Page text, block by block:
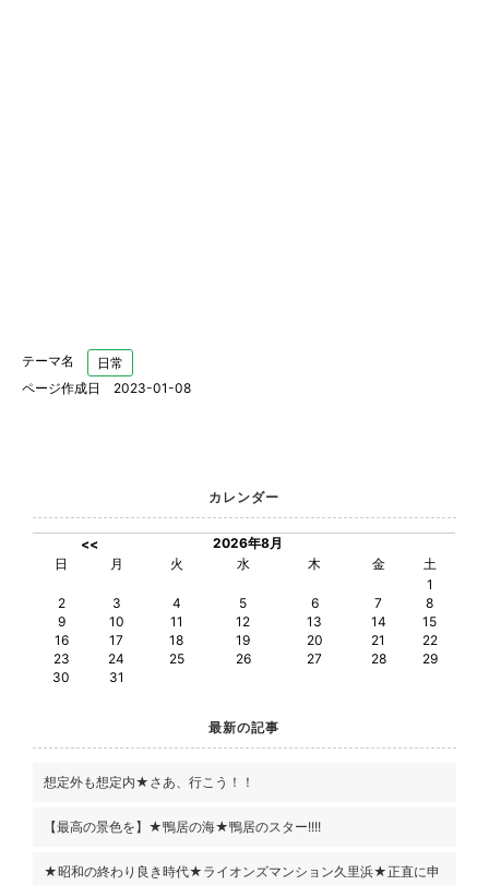
テーマ名
日常
ページ作成日 2023-01-08
カレンダー
<<
2026年8月
日
月 火 水 木 金
土
1
2
3 4 5 6 7
8
9
10 11 12 13 14
15
16
17 18 19 20 21
22
23
24 25 26 27 28
29
30
31
最新の記事
想定外も想定内★さあ、行こう！！
【最高の景色を】★鴨居の海★鴨居のスター!!!!
★昭和の終わり良き時代★ライオンズマンション久里浜★正直に申